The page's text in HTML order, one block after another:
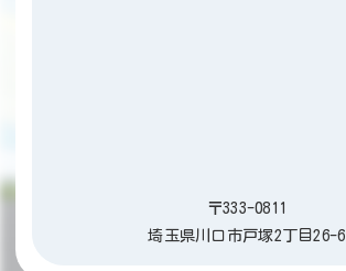
〒333-0811
埼玉県川口市戸塚2丁目26-6